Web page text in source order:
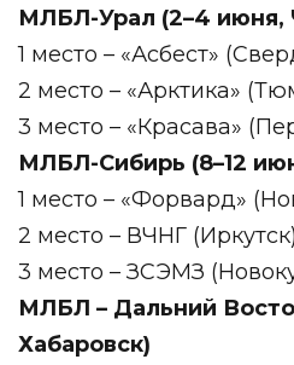
МЛБЛ-Урал (2–4 июня,
1 место – «Асбест»
2 место – «Арктика»
3 место – «Красава»
МЛБЛ-Сибирь (8–12
1 место – «Форвард»
2 место – ВЧНГ (Иркутск)
3 место – ЗСЭМЗ
МЛБЛ – Дальний
Хабаровск)